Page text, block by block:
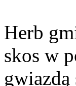
Herb
skos w